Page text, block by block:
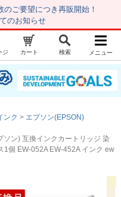
ご要望につき再販開始！
のお知らせ
マイページ
お気に入り
レビュー履歴
ジ カート 検索 メニュー
ンク
エプソン(EPSON)
ソン) 互換インクカートリッジ 染
個 EW-052A EW-452A インク ew